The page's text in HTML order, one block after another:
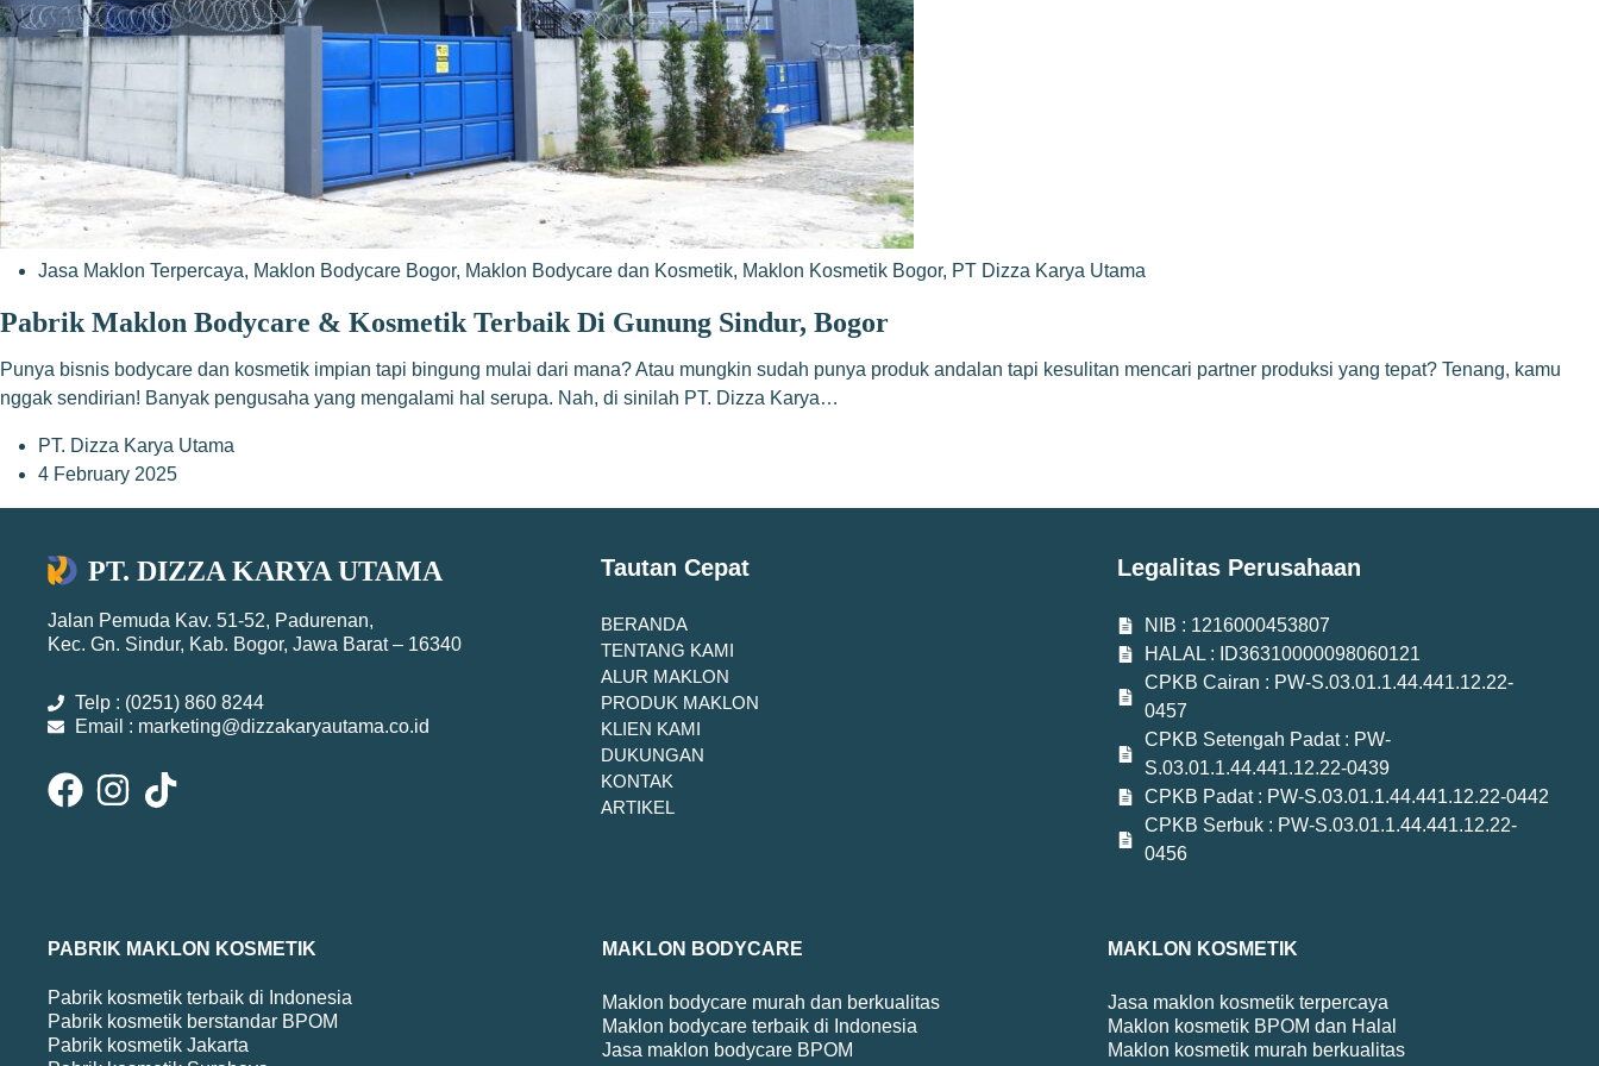
Jasa Maklon Terpercaya, Maklon Bodycare Bogor, Maklon Bodycare dan Kosmetik, Maklon Kosmetik Bogor, PT Dizza Karya Utama
Pabrik Maklon Bodycare & Kosmetik Terbaik Di Gunung Sindur, Bogor
Punya bisnis bodycare dan kosmetik impian tapi bingung mulai dari mana? Atau mungkin sudah punya produk andalan tapi kesulitan mencari partner produksi yang tepat? Tenang, kamu
nggak sendirian! Banyak pengusaha yang mengalami hal serupa. Nah, di sinilah PT. Dizza Karya…
PT. Dizza Karya Utama
4 February 2025
PT. DIZZA KARYA UTAMA
Jalan Pemuda Kav. 51-52, Padurenan,
Kec. Gn. Sindur, Kab. Bogor, Jawa Barat – 16340
Telp : (0251) 860 8244
Email : marketing@dizzakaryautama.co.id
Tautan Cepat
BERANDA
TENTANG KAMI
ALUR MAKLON
PRODUK MAKLON
KLIEN KAMI
DUKUNGAN
KONTAK
ARTIKEL
Legalitas Perusahaan
NIB : 1216000453807
HALAL : ID36310000098060121
CPKB Cairan : PW-S.03.01.1.44.441.12.22-
0457
CPKB Setengah Padat : PW-
S.03.01.1.44.441.12.22-0439
CPKB Padat : PW-S.03.01.1.44.441.12.22-0442
CPKB Serbuk : PW-S.03.01.1.44.441.12.22-
0456
PABRIK MAKLON KOSMETIK
Pabrik kosmetik terbaik di Indonesia
Pabrik kosmetik berstandar BPOM
Pabrik kosmetik Jakarta
MAKLON BODYCARE
Maklon bodycare murah dan berkualitas
Maklon bodycare terbaik di Indonesia
Jasa maklon bodycare BPOM
MAKLON KOSMETIK
Jasa maklon kosmetik terpercaya
Maklon kosmetik BPOM dan Halal
Maklon kosmetik murah berkualitas